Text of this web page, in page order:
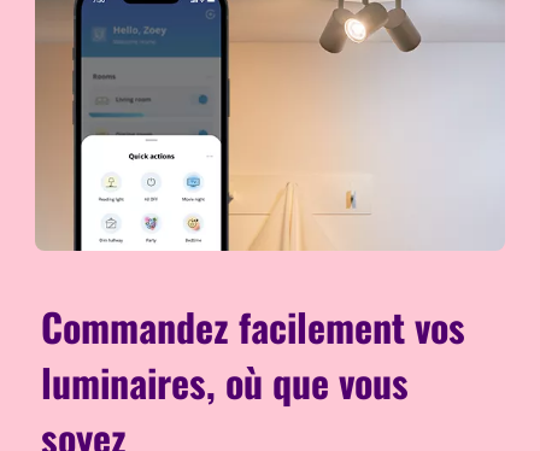
Commandez facilement vos
luminaires, où que vous
soyez